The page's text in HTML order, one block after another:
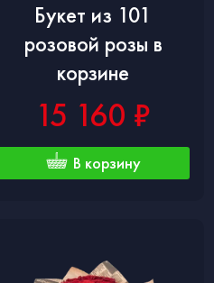
Букет из 101
розовой розы в
корзине
15 160 ₽
В корзину